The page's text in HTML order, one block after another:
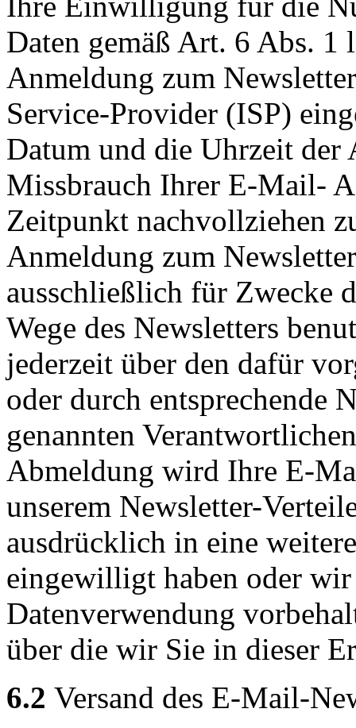
Daten gemäß Art. 6 Abs.
Anmeldung zum
Service-Provider (ISP)
Datum und die Uhrzeit der
Missbrauch Ihrer E-Mail-
Zeitpunkt nachvollziehen
Anmeldung zum
ausschließlich für Zwecke
Wege des Newsletters
jederzeit über den dafür
oder durch entsprechende
genannten
Abmeldung wird Ihre E-
unserem Newsletter-
ausdrücklich in eine
eingewilligt haben oder wir
Datenverwendung
über die wir Sie in dieser
6.2 Versand des E-Mail-